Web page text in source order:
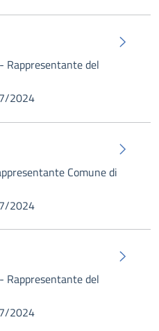
Rappresentante del
2024
Comune di
2024
Rappresentante del
2024